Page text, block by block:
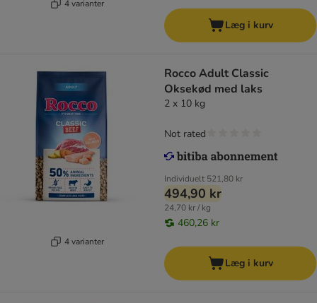
4 varianter
Læg i kurv
4 varianter
Rocco Adult Classic
Oksekød med laks
2 x 10 kg
Individuelt 521,80 kr
494,90 kr
24,70 kr / kg
460,26 kr
Not rated
Læg i kurv